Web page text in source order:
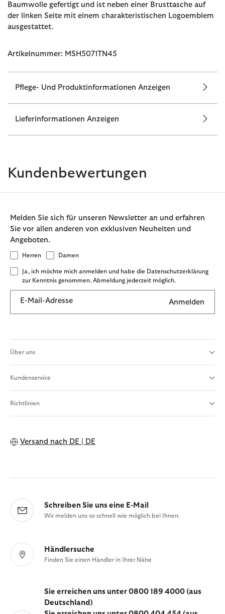
Baumwolle gefertigt und ist neben einer Brusttasche auf
der linken Seite mit einem charakteristischen Logoemblem
ausgestattet.
Artikelnummer: MSH5071TN45
Pflege- Und Produktinformationen Anzeigen
Lieferinformationen Anzeigen
Kundenbewertungen
Melden Sie sich für unseren Newsletter an und erfahren
Sie vor allen anderen von exklusiven Neuheiten und
Angeboten.
Herren Damen
Ja, ich möchte mich anmelden und habe die Datenschutzerklärung
zur Kenntnis genommen. Abmeldung jederzeit möglich.
E-Mail-Adresse Anmelden
Über uns
Kundenservice
Richtlinien
Versand nach DE | DE
Schreiben Sie uns eine E-Mail
Wir melden uns so schnell wie möglich bei Ihnen.
Händlersuche
Finden Sie einen Händler in Ihrer Nähe
Sie erreichen uns unter 0800 189 4000 (aus
Deutschland)